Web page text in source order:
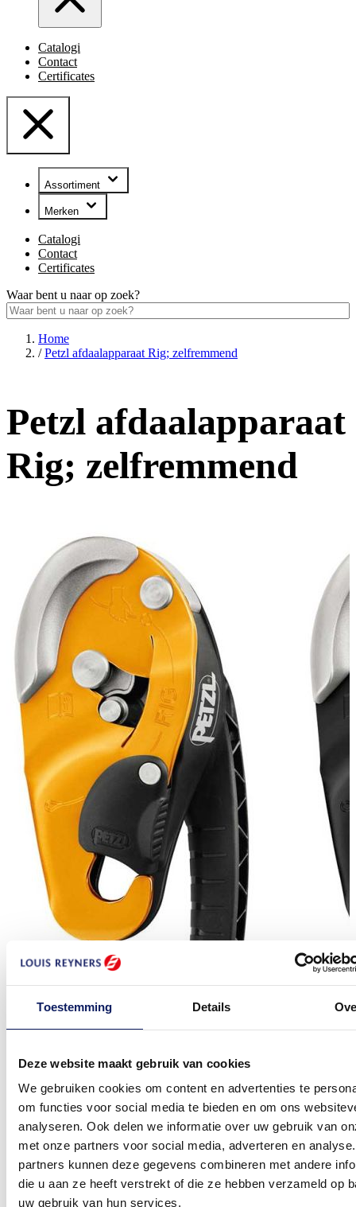
Toestemming Details
Deze website maakt gebruik van cookies
We gebruiken cookies om content en advertenties te
om functies voor social media te bieden en om ons
analyseren. Ook delen we informatie over uw gebruik van
met onze partners voor social media, adverteren en
partners kunnen deze gegevens combineren met andere
die u aan ze heeft verstrekt of die ze hebben verzameld op
uw gebruik van hun services.
Catalogi
Contact
Certificates
Assortiment
Merken
Catalogi
Contact
Certificates
Waar bent u naar op zoek?
Home
/ Petzl afdaalapparaat Rig; zelfremmend
Petzl afdaalapparaat
Rig; zelfremmend